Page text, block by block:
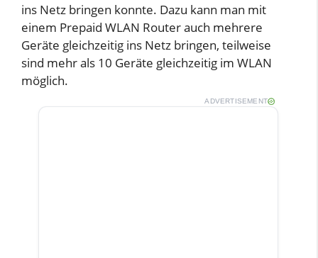
ins Netz bringen konnte. Dazu kann man mit
einem Prepaid WLAN Router auch mehrere
Geräte gleichzeitig ins Netz bringen, teilweise
sind mehr als 10 Geräte gleichzeitig im WLAN
möglich.
ADVERTISEMENT